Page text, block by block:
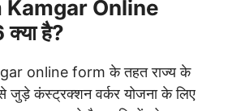
Kamgar Online
है?
online form के तहत राज्य के
जुड़े कंस्ट्रक्शन वर्कर योजना के लिए